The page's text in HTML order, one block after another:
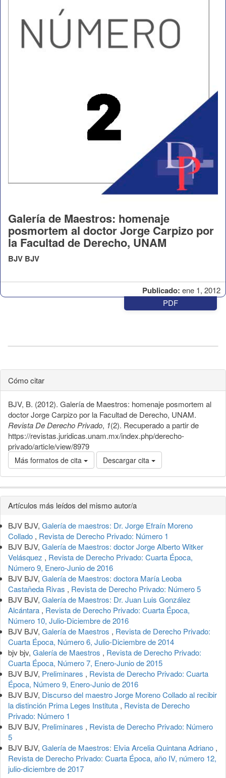
Publicado: ene 1, 2012
Galería de Maestros: homenaje
posmortem al doctor Jorge Carpizo por
la Facultad de Derecho, UNAM
BJV BJV
PDF
Cómo citar
BJV, B. (2012). Galería de Maestros: homenaje posmortem al
doctor Jorge Carpizo por la Facultad de Derecho, UNAM.
Revista De Derecho Privado, 1(2). Recuperado a partir de
https://revistas.juridicas.unam.mx/index.php/derecho-
privado/article/view/8979
Más formatos de cita Descargar cita
Detalles
del
artículo
Artículos más leídos del mismo autor/a
BJV BJV, Galería de maestros: Dr. Jorge Efraín Moreno
Collado , Revista de Derecho Privado: Número 1
BJV BJV, Galería de Maestros: doctor Jorge Alberto Witker
Velásquez , Revista de Derecho Privado: Cuarta Época,
Número 9, Enero-Junio de 2016
BJV BJV, Galería de Maestros: doctora María Leoba
Castañeda Rivas , Revista de Derecho Privado: Número 5
BJV BJV, Galería de Maestros: Dr. Juan Luis González
Alcántara , Revista de Derecho Privado: Cuarta Época,
Número 10, Julio-Diciembre de 2016
BJV BJV, Galería de Maestros , Revista de Derecho Privado:
Cuarta Época, Número 6, Julio-Diciembre de 2014
bjv bjv, Galería de Maestros , Revista de Derecho Privado:
Cuarta Época, Número 7, Enero-Junio de 2015
BJV BJV, Preliminares , Revista de Derecho Privado: Cuarta
Época, Número 9, Enero-Junio de 2016
BJV BJV, Discurso del maestro Jorge Moreno Collado al recibir
la distinción Prima Leges Instituta , Revista de Derecho
Privado: Número 1
BJV BJV, Preliminares , Revista de Derecho Privado: Número
5
BJV BJV, Galería de Maestros: Elvia Arcelia Quintana Adriano ,
Revista de Derecho Privado: Cuarta Época, año IV, número 12,
julio-diciembre de 2017